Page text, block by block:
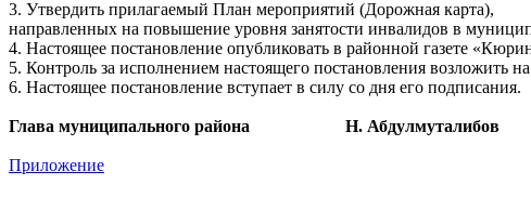
3. Утвердить прилагаемый План мероприятий (Дорожная карта),
направленных на повышение уровня занятости инвалидов в
4. Настоящее постановление опубликовать в районной газете
5. Контроль за исполнением настоящего постановления
6. Настоящее постановление вступает в силу со дня его подписания.
Глава муниципального района Н. Абдулмуталибов
Приложение